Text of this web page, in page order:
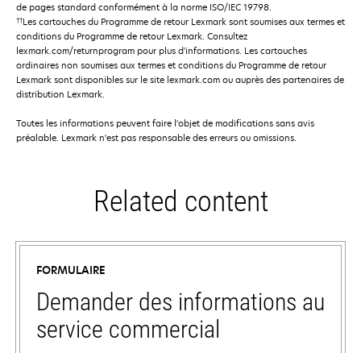
de pages standard conformément à la norme ISO/IEC 19798.
††Les cartouches du Programme de retour Lexmark sont soumises aux termes et
conditions du Programme de retour Lexmark. Consultez
lexmark.com/returnprogram pour plus d'informations. Les cartouches
ordinaires non soumises aux termes et conditions du Programme de retour
Lexmark sont disponibles sur le site lexmark.com ou auprès des partenaires de
distribution Lexmark.
Toutes les informations peuvent faire l'objet de modifications sans avis
préalable. Lexmark n'est pas responsable des erreurs ou omissions.
Related content
FORMULAIRE
Demander des informations au
service commercial